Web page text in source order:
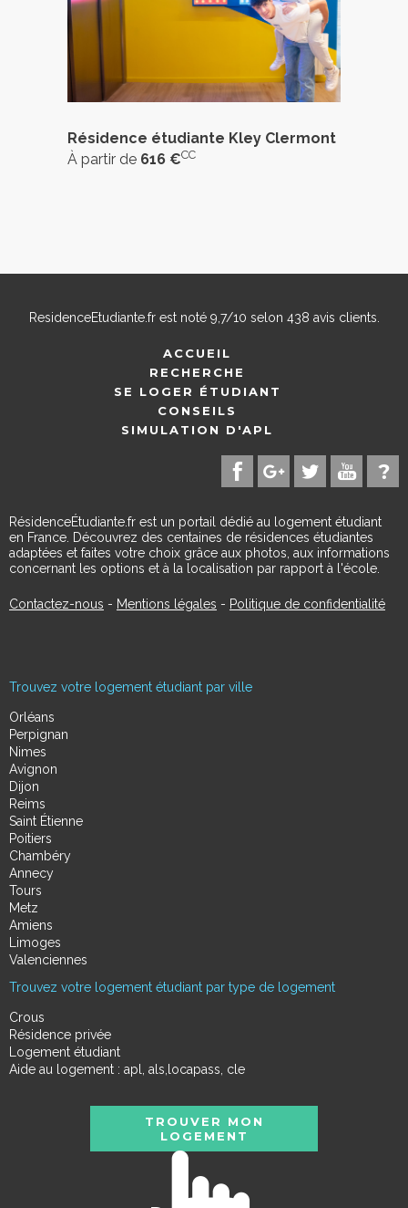
Résidence étudiante Kley Clermont
À partir de 616 €CC
ResidenceEtudiante.frest noté 9,7/10 selon 438 avis clients.
ACCUEIL
RECHERCHE
SE LOGER ÉTUDIANT
CONSEILS
SIMULATION D'APL
RésidenceÉtudiante.fr est un portail dédié au logement étudiant
en France. Découvrez des centaines de résidences étudiantes
adaptées et faites votre choix grâce aux photos, aux informations
concernant les options et à la localisation par rapport à l'école.
Contactez-nous - Mentions légales - Politique de confidentialité
Trouvez votre logement étudiant par ville
Orléans
Perpignan
Nimes
Avignon
Dijon
Reims
Saint Étienne
Poitiers
Chambéry
Annecy
Tours
Metz
Amiens
Limoges
Valenciennes
Trouvez votre logement étudiant par type de logement
Crous
Résidence privée
Logement étudiant
Aide au logement : apl, als,locapass, cle
TROUVER MON
LOGEMENT